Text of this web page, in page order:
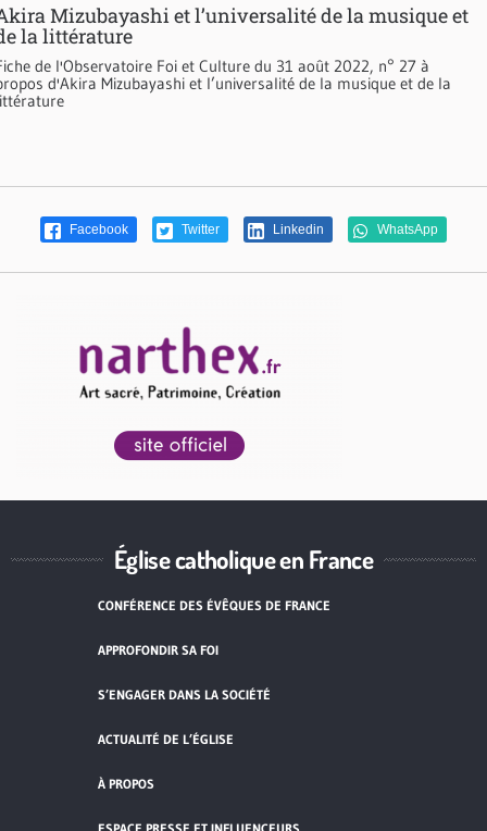
Mizubayashi et l’universalité de la musique et
la littérature
de l'Observatoire Foi et Culture du 31 août 2022, n° 27 à
d'Akira Mizubayashi et l’universalité de la musique et de la
Facebook Twitter Linkedin WhatsApp
Église catholique en France
CONFÉRENCE DES ÉVÊQUES DE FRANCE
APPROFONDIR SA FOI
S’ENGAGER DANS LA SOCIÉTÉ
ACTUALITÉ DE L’ÉGLISE
À PROPOS